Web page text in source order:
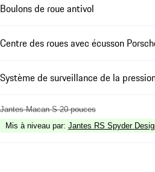
Boulons de roue antivol
Centre des roues avec écusson
Système de surveillance de la
Jantes Macan S 20 pouces
Mis à niveau par: Jantes RS Spyder